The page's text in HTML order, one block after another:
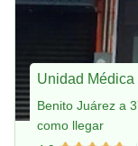
Unidad Médica
Benito Juárez a
como llegar